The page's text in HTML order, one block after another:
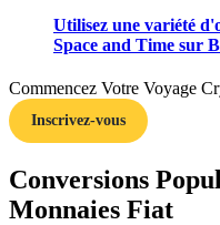
Gagner
Utilisez une variété
Space and Time sur
Commencez Votre Voyage
Inscrivez-vous
Conversions
Monnaies Fiat